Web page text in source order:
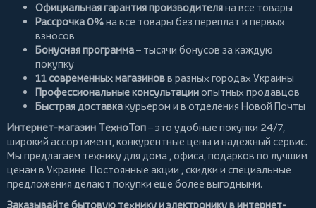
Официальная гарантия производителяна все товары
Рассрочка 0%на все товары без переплат и первых
взносов
Бонусная программа– тысячи бонусов за каждую
покупку
11 современных магазиновв разных городах Украины
Профессиональные консультацииопытных продавцов
Быстрая доставкакурьером и в отделения Новой Почты
Интернет-магазин ТехноТоп– это удобные покупки 24/7,
широкий ассортимент, конкурентные цены и надежный сервис.
Мы предлагаем технику для дома , офиса, подарков по лучшим
ценам в Украине. Постоянные акции , скидки и специальные
предложения делают покупки еще более выгодными.
Заказывайте бытовую технику и электронику в интернет-